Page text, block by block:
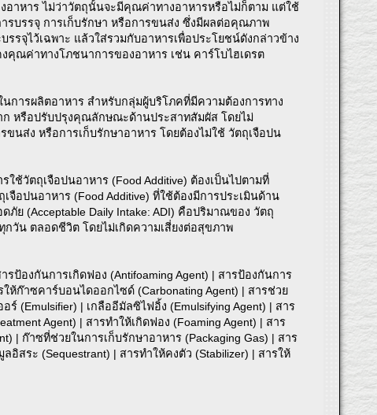
าหาร ไม่ว่าวัตถุนั้นจะมีคุณค่าทางอาหารหรือไม่ก็ตาม แต่ใช้
รบรรจุ การเก็บรักษา หรือการขนส่ง ซึ่งมีผลต่อคุณภาพ
จุไว้เฉพาะ แล้วใส่รวมกับอาหารเพื่อประโยชน์ดังกล่าวข้าง
คุณค่าทางโภชนาการของอาหาร เช่น คาร์โบไฮเดรต
การผลิตอาหาร สำหรับกลุ่มผู้บริโภคที่มีความต้องการทาง
หรือปรับปรุงคุณลักษณะด้านประสาทสัมผัส โดยไม่
นส่ง หรือการเก็บรักษาอาหาร โดยต้องไม่ใช้ วัตถุเจือปน
ช้วัตถุเจือปนอาหาร (Food Additive) ต้องเป็นไปตามที่
อปนอาหาร (Food Additive) ที่ใช้ต้องมีการประเมินด้าน
ภัย (Acceptable Daily Intake: ADI) คือปริมาณของ วัตถุ
วัน ตลอดชีวิต โดยไม่เกิดความเสี่ยงต่อสุขภาพ
ป้องกันการเกิดฟอง (Antifoaming Agent) | สารป้องกันการ
ห้ก๊าซคาร์บอนไดออกไซด์ (Carbonating Agent) | สารช่วย
(Emulsifier) | เกลืออีมัลซิไฟอิ้ง (Emulsifying Agent) | สาร
Agent) | สารทำให้เกิดฟอง (Foaming Agent) | สาร
| ก๊าซที่ช่วยในการเก็บรักษาอาหาร (Packaging Gas) | สาร
สระ (Sequestrant) | สารทำให้คงตัว (Stabilizer) | สารให้